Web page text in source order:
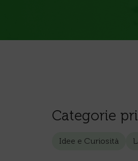
Categorie
Idee e Curiosità